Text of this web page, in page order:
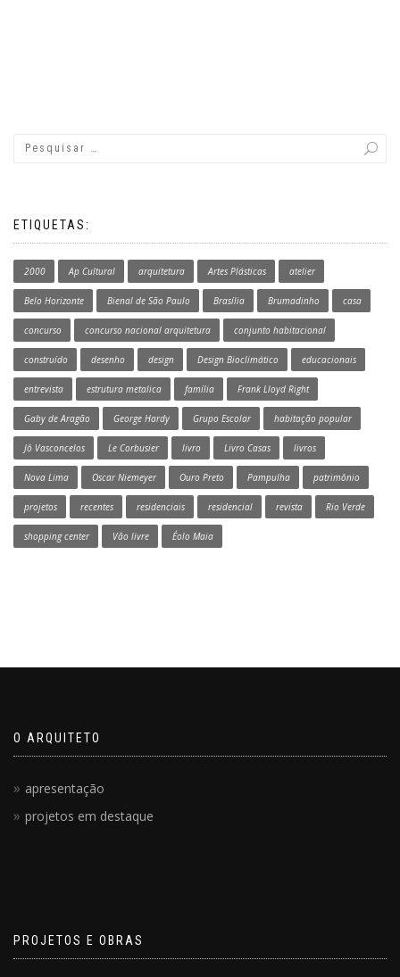
ETIQUETAS:
2000 Ap Cultural arquitetura Artes Plásticas atelier
Belo Horizonte Bienal de São Paulo Brasília Brumadinho casa
concurso concurso nacional arquitetura conjunto habitacional
construído desenho design Design Bioclimático educacionais
entrevista estrutura metalica família Frank Lloyd Right
Gaby de Aragão George Hardy Grupo Escolar habitação popular
Jô Vasconcelos Le Corbusier livro Livro Casas livros
Nova Lima Oscar Niemeyer Ouro Preto Pampulha patrimônio
projetos recentes residenciais residencial revista Rio Verde
shopping center Vão livre Éolo Maia
O ARQUITETO
apresentação
projetos em destaque
PROJETOS E OBRAS